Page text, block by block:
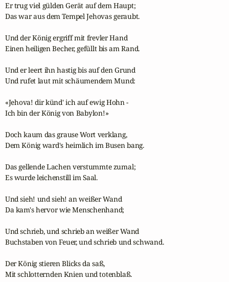
Er trug viel gülden Gerät auf dem Haupt;
Das war aus dem Tempel Jehovas geraubt.
Und der König ergriff mit frevler Hand
Einen heiligen Becher, gefüllt bis am Rand.
Und er leert ihn hastig bis auf den Grund
Und rufet laut mit schäumendem Mund:
«Jehova! dir künd' ich auf ewig Hohn -
Ich bin der König von Babylon!»
Doch kaum das grause Wort verklang,
Dem König ward's heimlich im Busen bang.
Das gellende Lachen verstummte zumal;
Es wurde leichenstill im Saal.
Und sieh! und sieh! an weißer Wand
Da kam's hervor wie Menschenhand;
Und schrieb, und schrieb an weißer Wand
Buchstaben von Feuer, und schrieb und schwand.
Der König stieren Blicks da saß,
Mit schlotternden Knien und totenblaß.